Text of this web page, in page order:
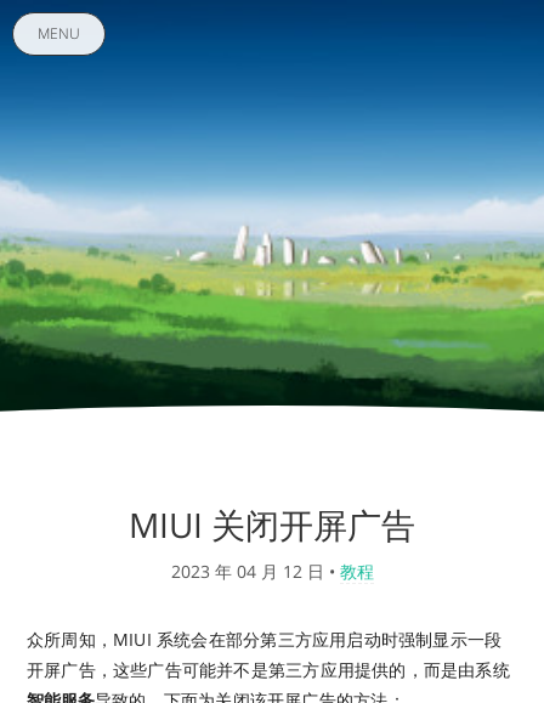
MENU
MIUI 关闭开屏广告
2023 年 04 月 12 日 • 教程
众所周知，MIUI 系统会在部分第三方应用启动时强制显示一段
开屏广告，这些广告可能并不是第三方应用提供的，而是由系统